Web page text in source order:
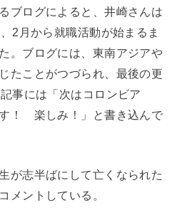
ブログによると、井崎さんは
2月から就職活動が始まるま
。ブログには、東南アジアや
たことがつづられ、最後の更
事には「次はコロンビア
！ 楽しみ！」と書き込んで
が志半ばにして亡くなられた
メントしている。